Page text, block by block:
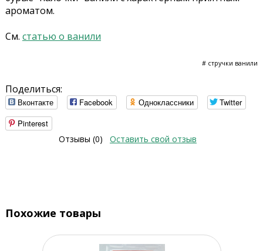
ароматом.
См. статью о ванили
# стручки ванили
Поделиться:
Вконтакте Facebook Одноклассники
Twitter
Pinterest
Отзывы (0)
Оставить свой отзыв
Похожие товары